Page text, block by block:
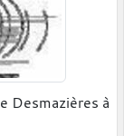
Desmazières à